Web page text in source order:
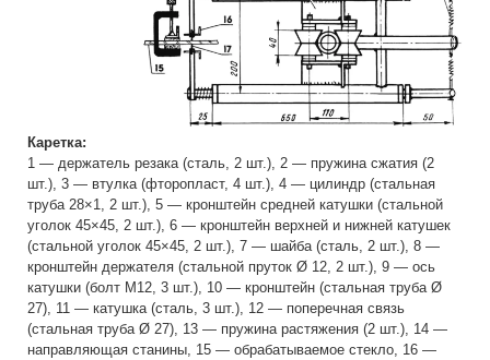
Каретка:
1 — держатель резака (сталь, 2 шт.), 2 — пружина сжатия (2
шт.), 3 — втулка (фторопласт, 4 шт.), 4 — цилиндр (стальная
труба 28×1, 2 шт.), 5 — кронштейн средней катушки (стальной
уголок 45×45, 2 шт.), 6 — кронштейн верхней и нижней катушек
(стальной уголок 45×45, 2 шт.), 7 — шайба (сталь, 2 шт.), 8 —
кронштейн держателя (стальной пруток Ø 12, 2 шт.), 9 — ось
катушки (болт M12, 3 шт.), 10 — кронштейн (стальная труба Ø
27), 11 — катушка (сталь, 3 шт.), 12 — поперечная связь
(стальная труба Ø 27), 13 — пружина растяжения (2 шт.), 14 —
направляющая станины, 15 — обрабатываемое стекло, 16 —